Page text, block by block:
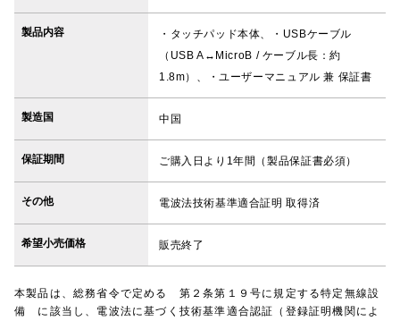
製品内容
・タッチパッド本体、・USBケーブル
（USB A↔︎MicroB / ケーブル長：約
1.8m）、・ユーザーマニュアル 兼 保証書
製造国 中国
保証期間 ご購入日より1年間（製品保証書必須）
その他 電波法技術基準適合証明 取得済
希望小売価格 販売終了
本製品は、総務省令で定める 第２条第１９号に規定する特定無線設
備 に該当し、電波法に基づく技術基準適合認証（登録証明機関によ